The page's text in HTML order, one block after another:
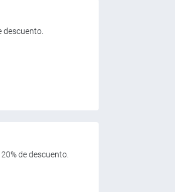
descuento.
de descuento.